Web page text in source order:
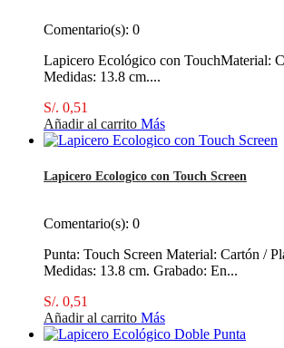
Comentario(s): 0
Lapicero Ecológico con TouchMaterial:
Medidas: 13.8 cm....
S/. 0,51
Añadir al carrito Más
Lapicero Ecologico con Touch Screen
Comentario(s): 0
Punta: Touch Screen Material: Cartón /
Medidas: 13.8 cm. Grabado: En...
S/. 0,51
Añadir al carrito Más